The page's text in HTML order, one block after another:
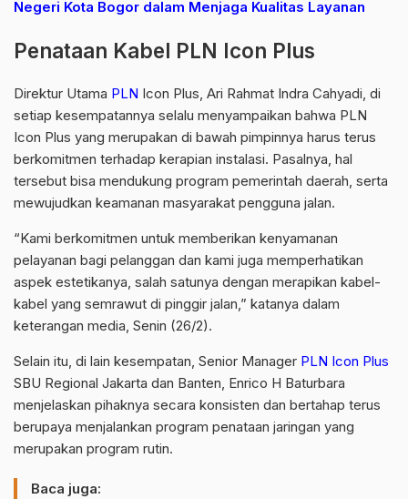
Negeri Kota Bogor dalam Menjaga Kualitas Layanan
Penataan Kabel PLN Icon Plus
Direktur Utama PLN Icon Plus, Ari Rahmat Indra Cahyadi, di
setiap kesempatannya selalu menyampaikan bahwa PLN
Icon Plus yang merupakan di bawah pimpinnya harus terus
berkomitmen terhadap kerapian instalasi. Pasalnya, hal
tersebut bisa mendukung program pemerintah daerah, serta
mewujudkan keamanan masyarakat pengguna jalan.
“Kami berkomitmen untuk memberikan kenyamanan
pelayanan bagi pelanggan dan kami juga memperhatikan
aspek estetikanya, salah satunya dengan merapikan kabel-
kabel yang semrawut di pinggir jalan,” katanya dalam
keterangan media, Senin (26/2).
Selain itu, di lain kesempatan, Senior Manager PLN Icon Plus
SBU Regional Jakarta dan Banten, Enrico H Baturbara
menjelaskan pihaknya secara konsisten dan bertahap terus
berupaya menjalankan program penataan jaringan yang
merupakan program rutin.
Baca juga: